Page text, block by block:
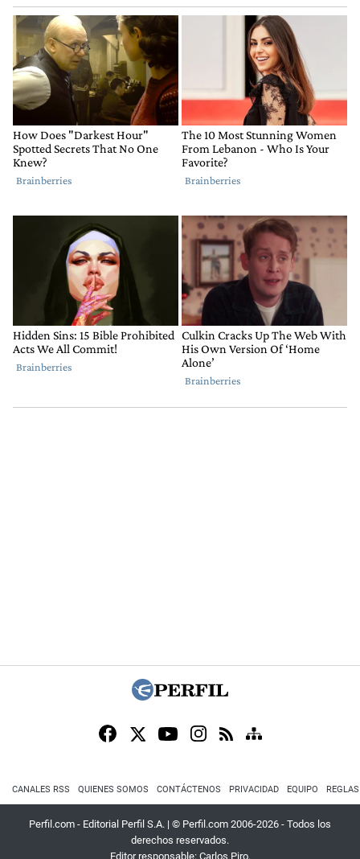
CANALES RSS QUIENES SOMOS CONTÁCTENOS PRIVACIDAD EQUIPO
Perfil.com - Editorial Perfil S.A. | © Perfil.com 2006-2026 - Todos los
derechos reservados.
Editor responsable: Carlos Piro.